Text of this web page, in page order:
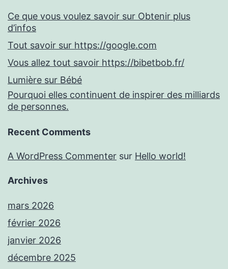
Ce que vous voulez savoir sur Obtenir plus
d’infos
Tout savoir sur https://google.com
Vous allez tout savoir https://bibetbob.fr/
Lumière sur Bébé
Pourquoi elles continuent de inspirer des milliards
de personnes.
Recent Comments
A WordPress Commenter sur Hello world!
Archives
mars 2026
février 2026
janvier 2026
décembre 2025